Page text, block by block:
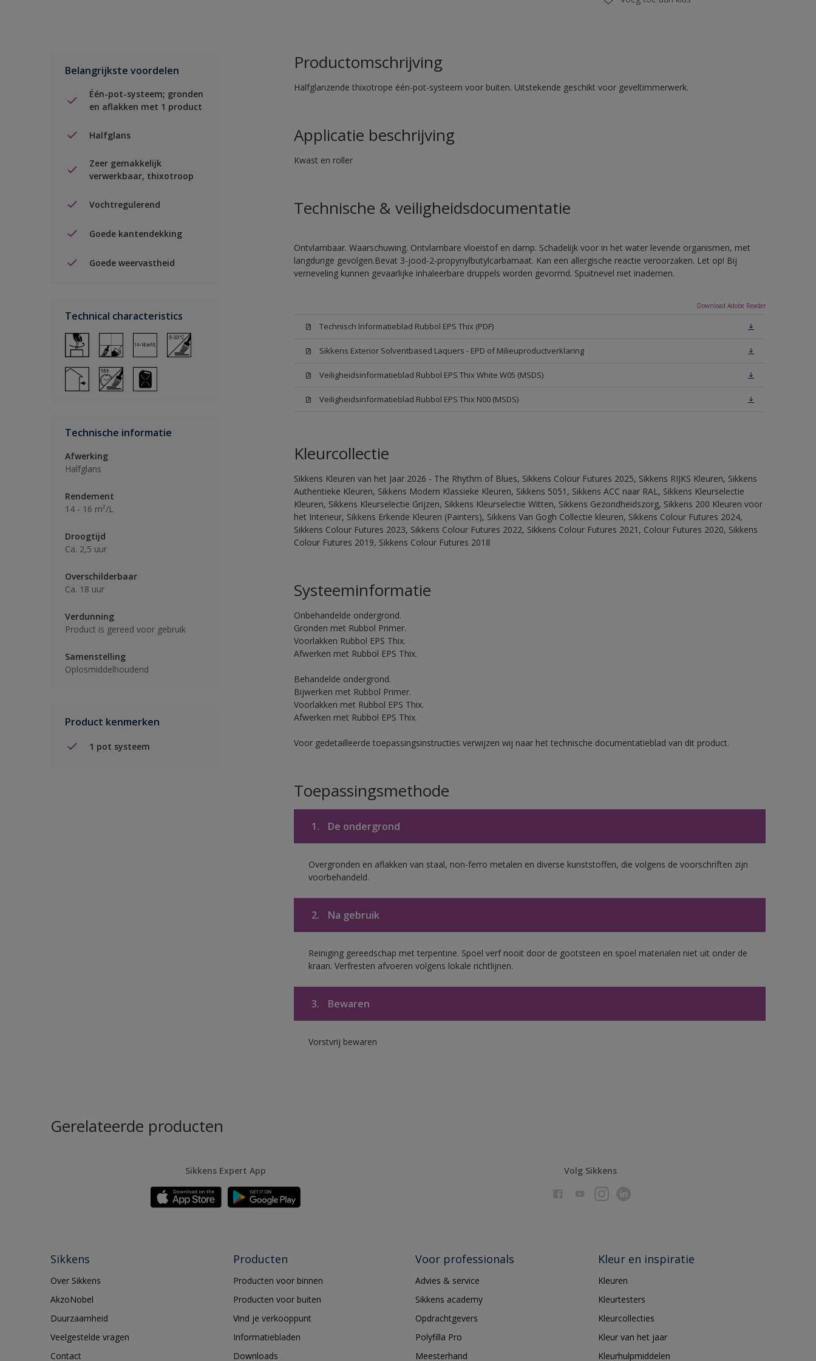
Belangrijkste voordelen
Één-pot-systeem; gronden
en aflakken met 1 product
Halfglans
Zeer gemakkelijk
verwerkbaar, thixotroop
Vochtregulerend
Goede kantendekking
Goede weervastheid
Technical characteristics
Technische informatie
Afwerking
Halfglans
Rendement
14 - 16 m²/L
Droogtijd
Ca. 2,5 uur
Overschilderbaar
Ca. 18 uur
Verdunning
Product is gereed voor gebruik
Samenstelling
Oplosmiddelhoudend
Product kenmerken
1 pot systeem
Productomschrijving
Halfglanzende thixotrope één-pot-systeem voor buiten. Uitstekende geschikt voor geveltimmerwerk.
Applicatie beschrijving
Kwast en roller
Technische & veiligheidsdocumentatie
Ontvlambaar. Waarschuwing. Ontvlambare vloeistof en damp. Schadelijk voor in het water levende organismen, met
langdurige gevolgen.Bevat 3-jood-2-propynylbutylcarbamaat. Kan een allergische reactie veroorzaken. Let op! Bij
verneveling kunnen gevaarlijke inhaleerbare druppels worden gevormd. Spuitnevel niet inademen.
Download Adobe Reader
Technisch Informatieblad Rubbol EPS Thix (PDF)
Sikkens Exterior Solventbased Laquers - EPD of Milieuproductverklaring
Veiligheidsinformatieblad Rubbol EPS Thix White W05 (MSDS)
Veiligheidsinformatieblad Rubbol EPS Thix N00 (MSDS)
Kleurcollectie
Sikkens Kleuren van het Jaar 2026 - The Rhythm of Blues, Sikkens Colour Futures 2025, Sikkens RIJKS Kleuren, Sikkens
Authentieke Kleuren, Sikkens Modern Klassieke Kleuren, Sikkens 5051, Sikkens ACC naar RAL, Sikkens Kleurselectie
Kleuren, Sikkens Kleurselectie Grijzen, Sikkens Kleurselectie Witten, Sikkens Gezondheidszorg, Sikkens 200 Kleuren voor
het Interieur, Sikkens Erkende Kleuren (Painters), Sikkens Van Gogh Collectie kleuren, Sikkens Colour Futures 2024,
Sikkens Colour Futures 2023, Sikkens Colour Futures 2022, Sikkens Colour Futures 2021, Colour Futures 2020, Sikkens
Colour Futures 2019, Sikkens Colour Futures 2018
Systeeminformatie
Onbehandelde ondergrond.
Gronden met Rubbol Primer.
Voorlakken Rubbol EPS Thix.
Afwerken met Rubbol EPS Thix.
Behandelde ondergrond.
Bijwerken met Rubbol Primer.
Voorlakken met Rubbol EPS Thix.
Afwerken met Rubbol EPS Thix.
Voor gedetailleerde toepassingsinstructies verwijzen wij naar het technische documentatieblad van dit product.
Toepassingsmethode
1. De ondergrond
Overgronden en aflakken van staal, non-ferro metalen en diverse kunststoffen, die volgens de voorschriften zijn
voorbehandeld.
2. Na gebruik
Reiniging gereedschap met terpentine. Spoel verf nooit door de gootsteen en spoel materialen niet uit onder de
kraan. Verfresten afvoeren volgens lokale richtlijnen.
3. Bewaren
Vorstvrij bewaren
Gerelateerde producten
Sikkens Expert App Volg Sikkens
Sikkens
Over Sikkens
AkzoNobel
Duurzaamheid
Veelgestelde vragen
Contact
Producten
Producten voor binnen
Producten voor buiten
Vind je verkooppunt
Informatiebladen
Downloads
Voor professionals
Advies & service
Sikkens academy
Opdrachtgevers
Polyfilla Pro
Meesterhand
Kleur en inspiratie
Kleuren
Kleurtesters
Kleurcollecties
Kleur van het jaar
Kleurhulpmiddelen